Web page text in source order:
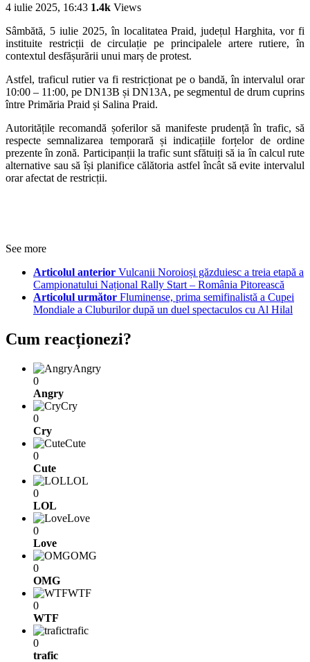
4 iulie 2025, 16:43 1.4k Views
Sâmbătă, 5 iulie 2025, în localitatea Praid, județul Harghita, vor fi
instituite restricții de circulație pe principalele artere rutiere, în
contextul desfășurării unui marș de protest.
Astfel, traficul rutier va fi restricționat pe o bandă, în intervalul orar
10:00 – 11:00, pe DN13B și DN13A, pe segmentul de drum cuprins
între Primăria Praid și Salina Praid.
Autoritățile recomandă șoferilor să manifeste prudență în trafic, să
respecte semnalizarea temporară și indicațiile forțelor de ordine
prezente în zonă. Participanții la trafic sunt sfătuiți să ia în calcul rute
alternative sau să își planifice călătoria astfel încât să evite intervalul
orar afectat de restricții.
See more
Articolul anterior Vulcanii Noroioși găzduiesc a treia etapă a
Campionatului Național Rally Start – România Pitorească
Articolul următor Fluminense, prima semifinalistă a Cupei
Mondiale a Cluburilor după un duel spectaculos cu Al Hilal
Cum reacționezi?
Angry
0
Angry
Cry
0
Cry
Cute
0
Cute
LOL
0
LOL
Love
0
Love
OMG
0
OMG
WTF
0
WTF
trafic
0
trafic